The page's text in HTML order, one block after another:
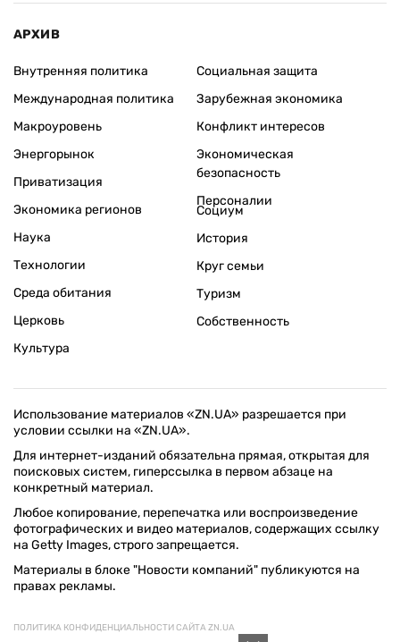
АРХИВ
Внутренняя политика
Международная политика
Макроуровень
Энергорынок
Приватизация
Экономика регионов
Социальная защита
Зарубежная экономика
Конфликт интересов
Экономическая
безопасность
Персоналии
Наука
Технологии
Среда обитания
Церковь
Культура
Социум
История
Круг семьи
Туризм
Собственность
Использование материалов «ZN.UA» разрешается при
условии ссылки на «ZN.UA».
Для интернет-изданий обязательна прямая, открытая для
поисковых систем, гиперссылка в первом абзаце на
конкретный материал.
Любое копирование, перепечатка или воспроизведение
фотографических и видео материалов, содержащих ссылку
на Getty Images, строго запрещается.
Материалы в блоке "Новости компаний" публикуются на
правах рекламы.
ПОЛИТИКА КОНФИДЕНЦИАЛЬНОСТИ САЙТА ZN.UA